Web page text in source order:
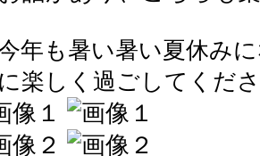
年も暑い暑い夏休み
楽しく過ごしてくだ